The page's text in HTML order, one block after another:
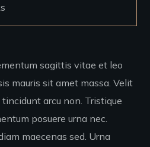
sagittis vitae et leo
mauris sit amet massa. Velit
arcu non. Tristique
posuere urna nec.
maecenas sed. Urna